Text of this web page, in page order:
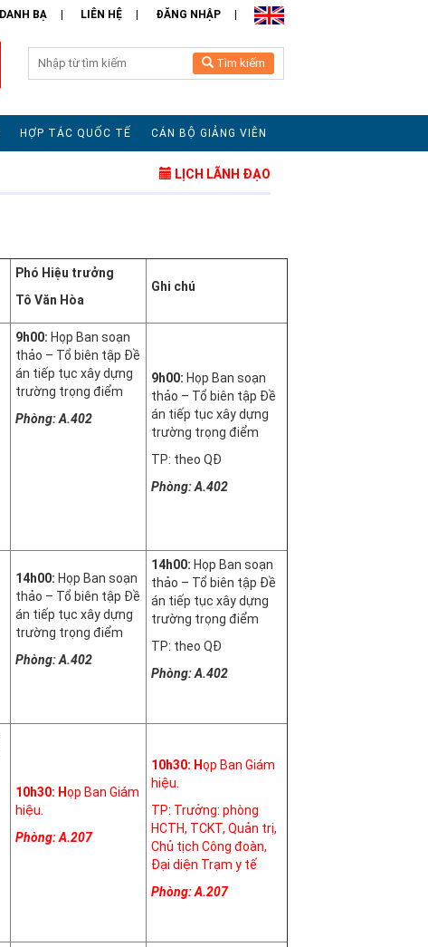
DANH BẠ LIÊN HỆ ĐĂNG NHẬP
Tìm kiếm
HỢP TÁC QUỐC TẾ CÁN BỘ GIẢNG VIÊN
LỊCH LÃNH ĐẠO
Phó Hiệu trưởng
Tô Văn Hòa
Ghi chú
9h00: Họp Ban soạn
thảo – Tổ biên tập Đề
án tiếp tục xây dựng
trường trọng điểm
Phòng: A.402
9h00: Họp Ban soạn
thảo – Tổ biên tập Đề
án tiếp tục xây dựng
trường trọng điểm
TP: theo QĐ
Phòng: A.402
14h00: Họp Ban soạn
thảo – Tổ biên tập Đề
án tiếp tục xây dựng
trường trọng điểm
Phòng: A.402
14h00: Họp Ban soạn
thảo – Tổ biên tập Đề
án tiếp tục xây dựng
trường trọng điểm
TP: theo QĐ
Phòng: A.402
10h30: Họp Ban Giám
hiệu.
Phòng: A.207
10h30: Họp Ban Giám
hiệu.
TP: Trưởng: phòng
HCTH, TCKT, Quản trị,
Chủ tịch Công đoàn,
Đại diện Trạm y tế
Phòng: A.207